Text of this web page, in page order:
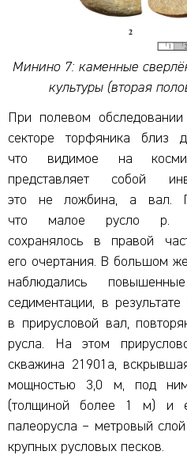
Минино 7: каменные
культуры (вторая
При полевом
секторе торфяника близ
что видимое на
представляет собой
это не ложбина, а вал.
что малое русло р.
сохранялось в правой
его очертания. В большом
наблюдались
седиментации, в
в прирусловой вал,
русла. На этом
скважина 21901а,
мощностью 3,0 м, под
(толщиной более 1 м) и
палеорусла – метровый
крупных русловых песков.